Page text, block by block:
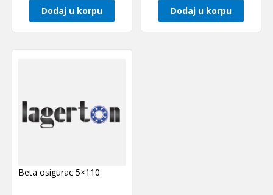
Dodaj u korpu Dodaj u korpu
Beta osigurac 5×110